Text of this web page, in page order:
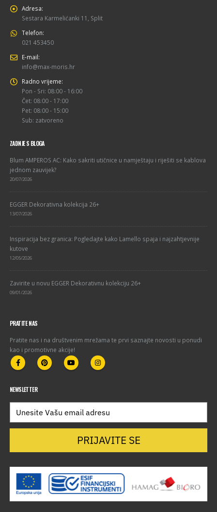
Adresa:
Sestara Karmelićanki 11, Split
Telefon:
021 453450
E-mail:
info@max-moris.hr
Radno vrijeme:
Pon - Sri: 08:00 - 16:00
Čet: 08:00 - 17:00
Pet: 08:00 - 15:00
Sub: zatvoreno
ZADNJE S BLOGA
Blum AMPEROS AC: Kako sakriti utičnice u namještaju i riješiti se kablova
jednom zauvijek?
20/07/2026
EGGER Dekorativna kolekcija 26+
13/07/2026
Inspiracija bez granica: Pogledajte kako Lamello spaja i najzahtjevnije
kutove
12/05/2026
Zavirite u novu EGGER Dekorativnu kolekciju 26+
09/01/2026
PRATITE NAS
Pratite nas i na društvenim mrežama te prvi saznajte novosti u ponudi
kao i promotivne akcije!
NEWSLETTER
PRIJAVITE SE